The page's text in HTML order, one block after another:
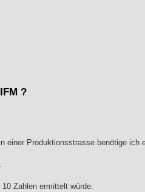
?
einer Produktionsstrasse benötige ich
Zahlen ermittelt würde.